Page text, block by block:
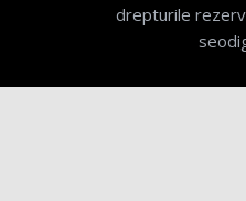
drepturile